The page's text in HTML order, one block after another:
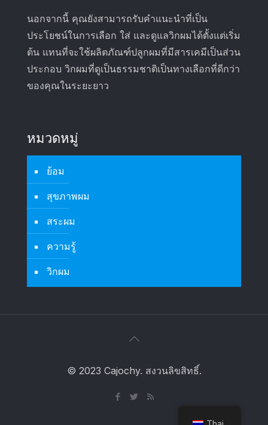
นอกจากนี้ คุณยังสามารถรับคำแนะนำที่เป็น
ประโยชน์ในการเลือก ใส่ และดูแลวิกผมได้ตั้งแต่เริ่ม
ต้น แทนที่จะใช้ผลิตภัณฑ์ปลูกผมที่มีสารเคมีเป็นส่วน
ประกอบ วิกผมที่ดูเป็นธรรมชาติเป็นทางเลือกที่ดีกว่า
ของคุณในระยะยาว
หมวดหมู่
ย้อม
สุขภาพผม
สระผม
ความรู้
วิกผม
© 2023 Cajochy. สงวนลิขสิทธิ์.